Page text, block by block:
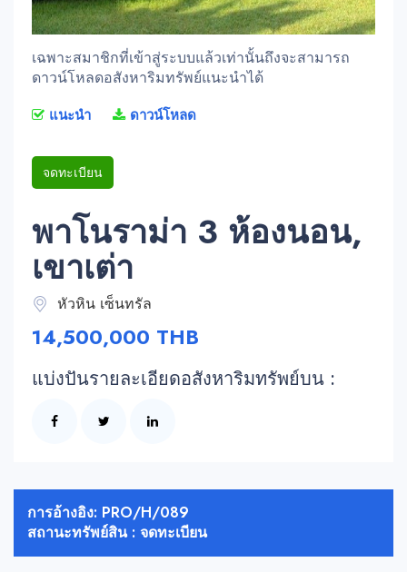
เฉพาะสมาชิกที่เข้าสู่ระบบแล้วเท่านั้นถึงจะสามารถ
ดาวน์โหลดอสังหาริมทรัพย์แนะนำได้
แนะนำ ดาวน์โหลด
จดทะเบียน
พาโนราม่า 3 ห้องนอน,
เขาเต่า
หัวหิน เซ็นทรัล
14,500,000 THB
แบ่งปันรายละเอียดอสังหาริมทรัพย์บน :
การอ้างอิง: PRO/H/089
สถานะทรัพย์สิน : จดทะเบียน